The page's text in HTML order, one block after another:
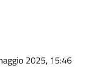
2025, 15:46